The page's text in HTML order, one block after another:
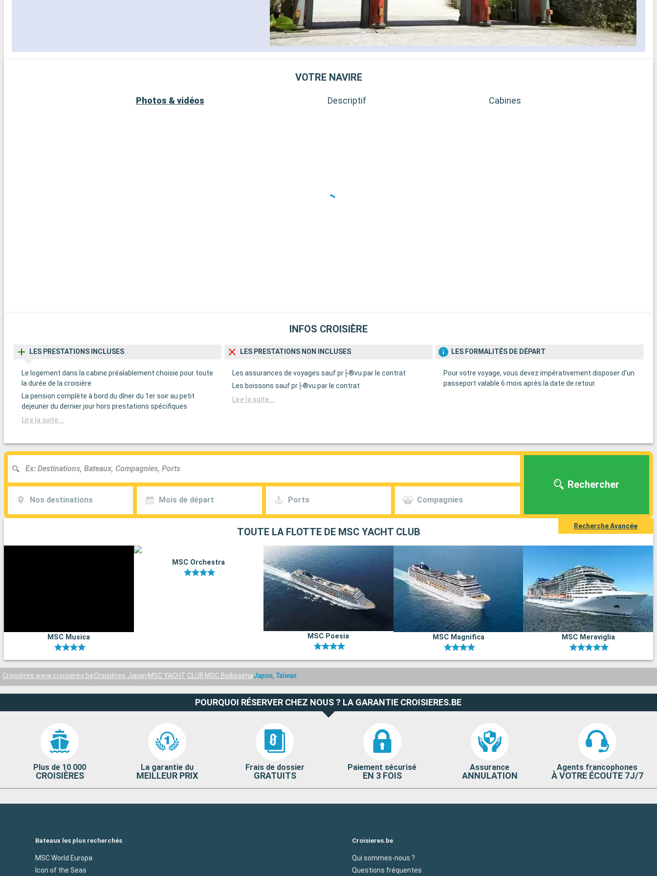
pour les adultes)
- 40% de réduction sur un forfait Spa
sélectionné prépayé
- 10% de réduction sur tous les soins Spa
réservés à bord
SERVICES
charge des bagages
- Points MSC Voyagers Club
VOTRE NAVIRE
Photos & vidéos Descriptif Cabines
INFOS CROISIÈRE
LES PRESTATIONS INCLUSES
Le logement dans la cabine préalablement choisie pour toute
la durée de la croisière
La pension complète à bord du dîner du 1er soir au petit
dejeuner du dernier jour hors prestations spécifiques
Lire la suite...
LES PRESTATIONS NON INCLUSES
Les assurances de voyages sauf pr├®vu par le contrat
Les boissons sauf pr├®vu par le contrat
Lire la suite...
LES FORMALITÉS DE DÉPART
Pour votre voyage, vous devez impérativement disposer d'un
passeport valable 6 mois après la date de retour.
Nos destinations Mois de départ Ports Compagnies
Rechercher
Recherche Avancée
TOUTE LA FLOTTE DE MSC YACHT CLUB
MSC Musica
MSC Orchestra
MSC Poesia MSC Magnifica MSC Meraviglia
Croisières www.croisieres.beCroisières Japon MSC YACHT CLUB MSC BellissimaJapon, Taïwan
POURQUOI RÉSERVER CHEZ NOUS ? LA GARANTIE CROISIERES.BE
Plus de 10 000
CROISIÈRES
La garantie du
MEILLEUR PRIX
Frais de dossier
GRATUITS
Paiement sécurisé
EN 3 FOIS
Assurance
ANNULATION
Agents francophones
À VOTRE ÉCOUTE 7J/7
Bateaux les plus recherchés
MSC World Europa
Icon of the Seas
Croisieres.be
Qui sommes-nous ?
Questions fréquentes